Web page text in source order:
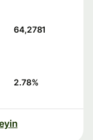
64,2781
2.78%